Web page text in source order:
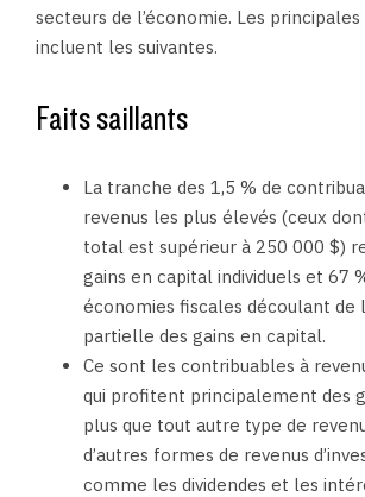
secteurs de l’économie. Les
incluent les suivantes.
Faits saillants
La tranche des 1,5 % de
revenus les plus élevés (ceux
total est supérieur à 250 000 $)
gains en capital individuels et 67
économies fiscales découlant de
partielle des gains en capital.
Ce sont les contribuables à
qui profitent principalement des
plus que tout autre type de
d’autres formes de revenus
comme les dividendes et les